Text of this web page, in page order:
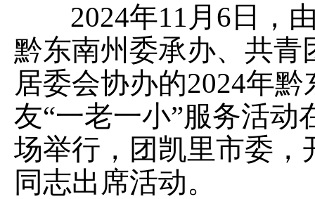
2024年11 月 6 日，
黔东南州委承办、共
居委会协办的2024年黔
友“一老一小”服务活
场举行，团凯里市委
同志出席活动。